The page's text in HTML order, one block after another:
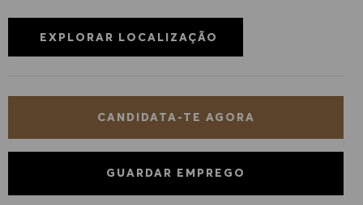
EXPLORAR LOCALIZAÇÃO
CANDIDATA-TE AGORA
GUARDAR EMPREGO